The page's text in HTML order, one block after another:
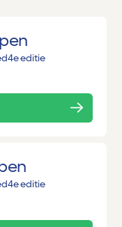
4e editie
4e editie